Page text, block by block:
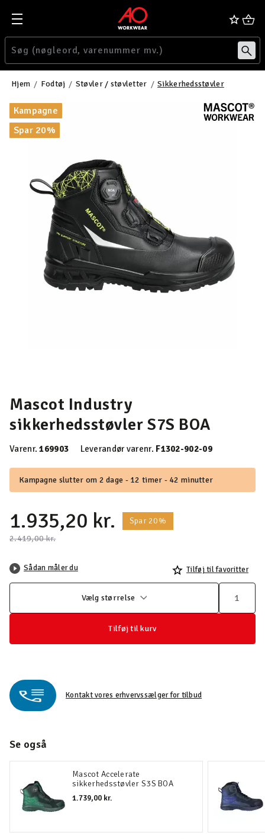
Hjem Fodtøj Støvler / støvletter Sikkerhedsstøvler
Kampagne
Spar 20%
Mascot Industry
sikkerhedsstøvler S7S BOA
Varenr.169903 Leverandør varenr. F1302-902-09
Kampagne slutter om 2 dage - 12 timer - 42 minutter
1.935,20 kr.
Spar 20%
Pris nedsat fra
2.419,00 kr.til
Sådan måler du Tilføj til favoritter
Vælg størrelse
Tilføj til kurv
Kontakt vores erhvervssælger for tilbud
Se også
Mascot Accelerate
sikkerhedsstøvler S3S BOA
1.739,00 kr.